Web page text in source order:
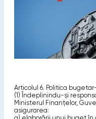
Articolul 6. Politica
(1) Îndeplinindu-şi
Ministerul Finanţelor,
asigurarea: